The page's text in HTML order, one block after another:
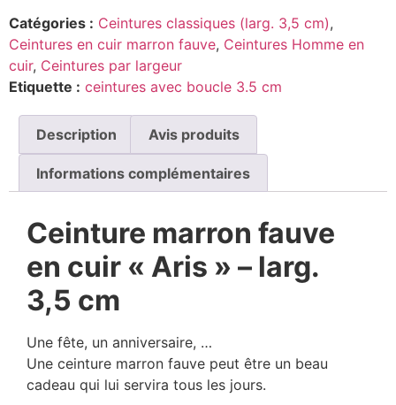
Catégories : Ceintures classiques (larg. 3,5 cm),
Ceintures en cuir marron fauve, Ceintures Homme en
cuir, Ceintures par largeur
Etiquette : ceintures avec boucle 3.5 cm
Description Avis produits
Informations complémentaires
Ceinture marron fauve
en cuir « Aris » – larg.
3,5 cm
Une fête, un anniversaire, …
Une ceinture marron fauve peut être un beau
cadeau qui lui servira tous les jours.